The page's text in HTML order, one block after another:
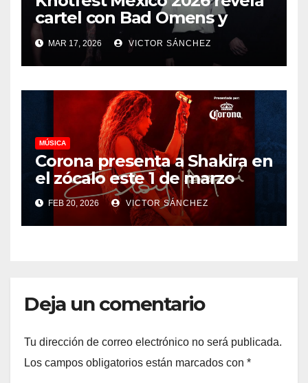
cartel con Bad Omens y
Lamb of God como
headliners
MAR 17, 2026 VICTOR SÁNCHEZ
MÚSICA
Corona presenta a Shakira en
el zócalo este 1 de marzo
FEB 20, 2026 VICTOR SÁNCHEZ
Deja un comentario
Tu dirección de correo electrónico no será publicada.
Los campos obligatorios están marcados con *